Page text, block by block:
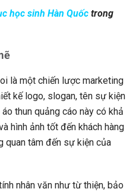
học sinh Hàn Quốc trong
là một chiến lược marketing
kế logo, slogan, tên sự kiện
thun quảng cáo này có khả
hình ảnh tốt đến khách hàng
quan tâm đến sự kiện của
nhân văn như từ thiện, bảo